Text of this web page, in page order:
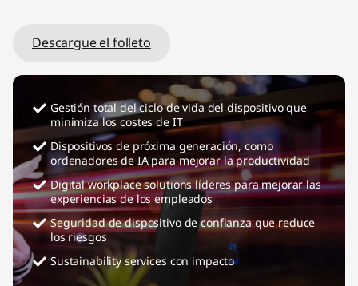
Descargue el folleto
Gestión total del ciclo de vida del dispositivo que
minimiza los costes de IT
Dispositivos de próxima generación, como
ordenadores de IA para mejorar la productividad
Digital workplace solutions líderes para mejorar las
experiencias de los empleados
Seguridad de dispositivo de confianza que reduce
los riesgos
Sustainability services con impacto